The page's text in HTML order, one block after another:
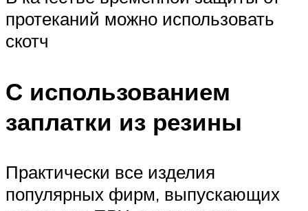
протеканий можно использовать
скотч
С использованием
заплатки из резины
Практически все изделия
популярных фирм, выпускающих